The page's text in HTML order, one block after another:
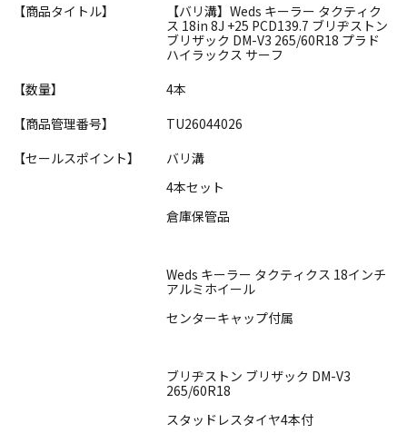
【商品タイトル】
【バリ溝】Weds キーラー タクティク
ス 18in 8J +25 PCD139.7 ブリヂストン
ブリザック DM-V3 265/60R18 プラド
ハイラックス サーフ
【数量】
4本
【商品管理番号】
TU26044026
【セールスポイント】
バリ溝
4本セット
倉庫保管品
Weds キーラー タクティクス 18インチ
アルミホイール
センターキャップ付属
ブリヂストン ブリザック DM-V3
265/60R18
スタッドレスタイヤ4本付